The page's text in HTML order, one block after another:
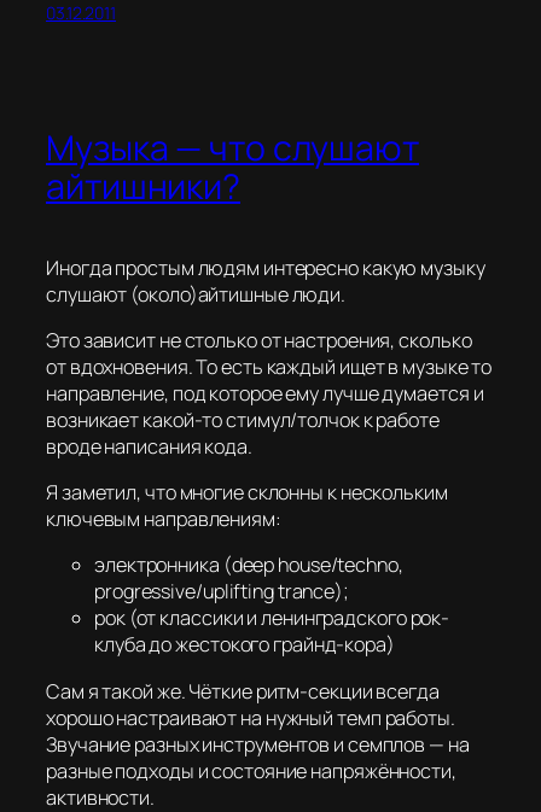
03.12.2011
Музыка — что слушают
айтишники?
Иногда простым людям интересно какую музыку
слушают (около)айтишные люди.
Это зависит не столько от настроения, сколько
от вдохновения. То есть каждый ищет в музыке то
направление, под которое ему лучше думается и
возникает какой-то стимул/толчок к работе
вроде написания кода.
Я заметил, что многие склонны к нескольким
ключевым направлениям:
электронника (deep house/techno,
progressive/uplifting trance);
рок (от классики и ленинградского рок-
клуба до жестокого грайнд-кора)
Сам я такой же. Чёткие ритм-секции всегда
хорошо настраивают на нужный темп работы.
Звучание разных инструментов и семплов — на
разные подходы и состояние напряжённости,
активности.